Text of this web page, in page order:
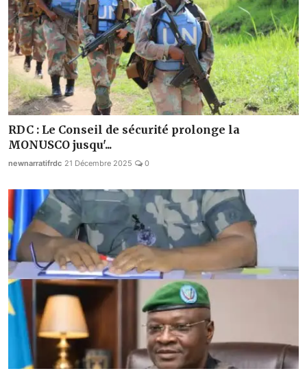
RDC : Le Conseil de sécurité prolonge la
MONUSCO jusqu'...
newnarratifrdc 21 Décembre 2025 0